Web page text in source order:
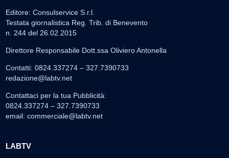
Editore: Consulservice S.r.l.
Testata giornalistica Reg. Trib. di Benevento
n. 244 del 26.02.2015
Direttore Responsabile Dott.ssa Oliviero Antonella
Contatti: 0824.337274 – 327.7390733
redazione@labtv.net
Contattaci per la tua Pubblicità:
0824.337274 – 327.7390733
email: commerciale@labtv.net
LABTV